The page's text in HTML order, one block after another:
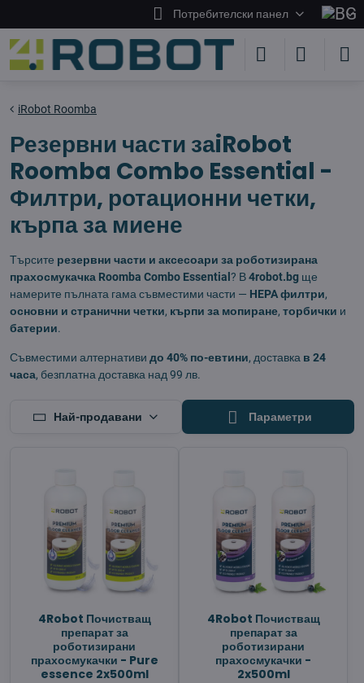
Потребителски панел
iRobot Roomba
Резервни части заiRobot
Roomba Combo Essential -
Филтри, ротационни четки,
кърпа за миене
Търсите резервни части и аксесоари за роботизирана
прахосмукачка Roomba Combo Essential ? В4robot.bg ще
намерите пълната гама съвместими части — HEPA филтри,
основни и странични четки, кърпи за мопиране, торбички и
батерии.
Съвместими алтернативи до 40% по-евтини, доставка в 24
часа, безплатна доставка над 99 лв.
Най-продавани Параметри
4Robot Почистващ
препарат за
роботизирани
прахосмукачки - Pure
essence 2x500ml
4Robot Почистващ
препарат за
роботизирани
прахосмукачки -
2x500ml